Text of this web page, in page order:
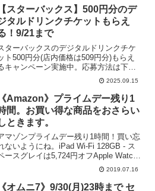
P30、P30 liteの発売を開始HUAWE...
【スターバックス】500円分のデ
タルドリンクチケットもらえ
！9/21まで
ターバックスのデジタルドリンクチケ
ト500円分(店内価格は509円分)もらえ
キャンペーン実施中。応募方法は下記
の通り。①セブンイレブンとローソンで
スターバックスギフトカードを3,000円以
上購入②下記キャンペーンサイトから応
セブン‐...
2025.09.15
《Amazon》プライムデー残り1
間。お買い得な商品をおさらい
ときます。
マゾンプライムデー残り1時間！買い忘
ないようにね。iPad Wi-Fi 128GB - ス
ースグレイは5,724円オフApple Watch
Series 4(GPSモデル)は9,053円オフApple
2019.07.16
《オムニ7》9/30(月)23時まで セ